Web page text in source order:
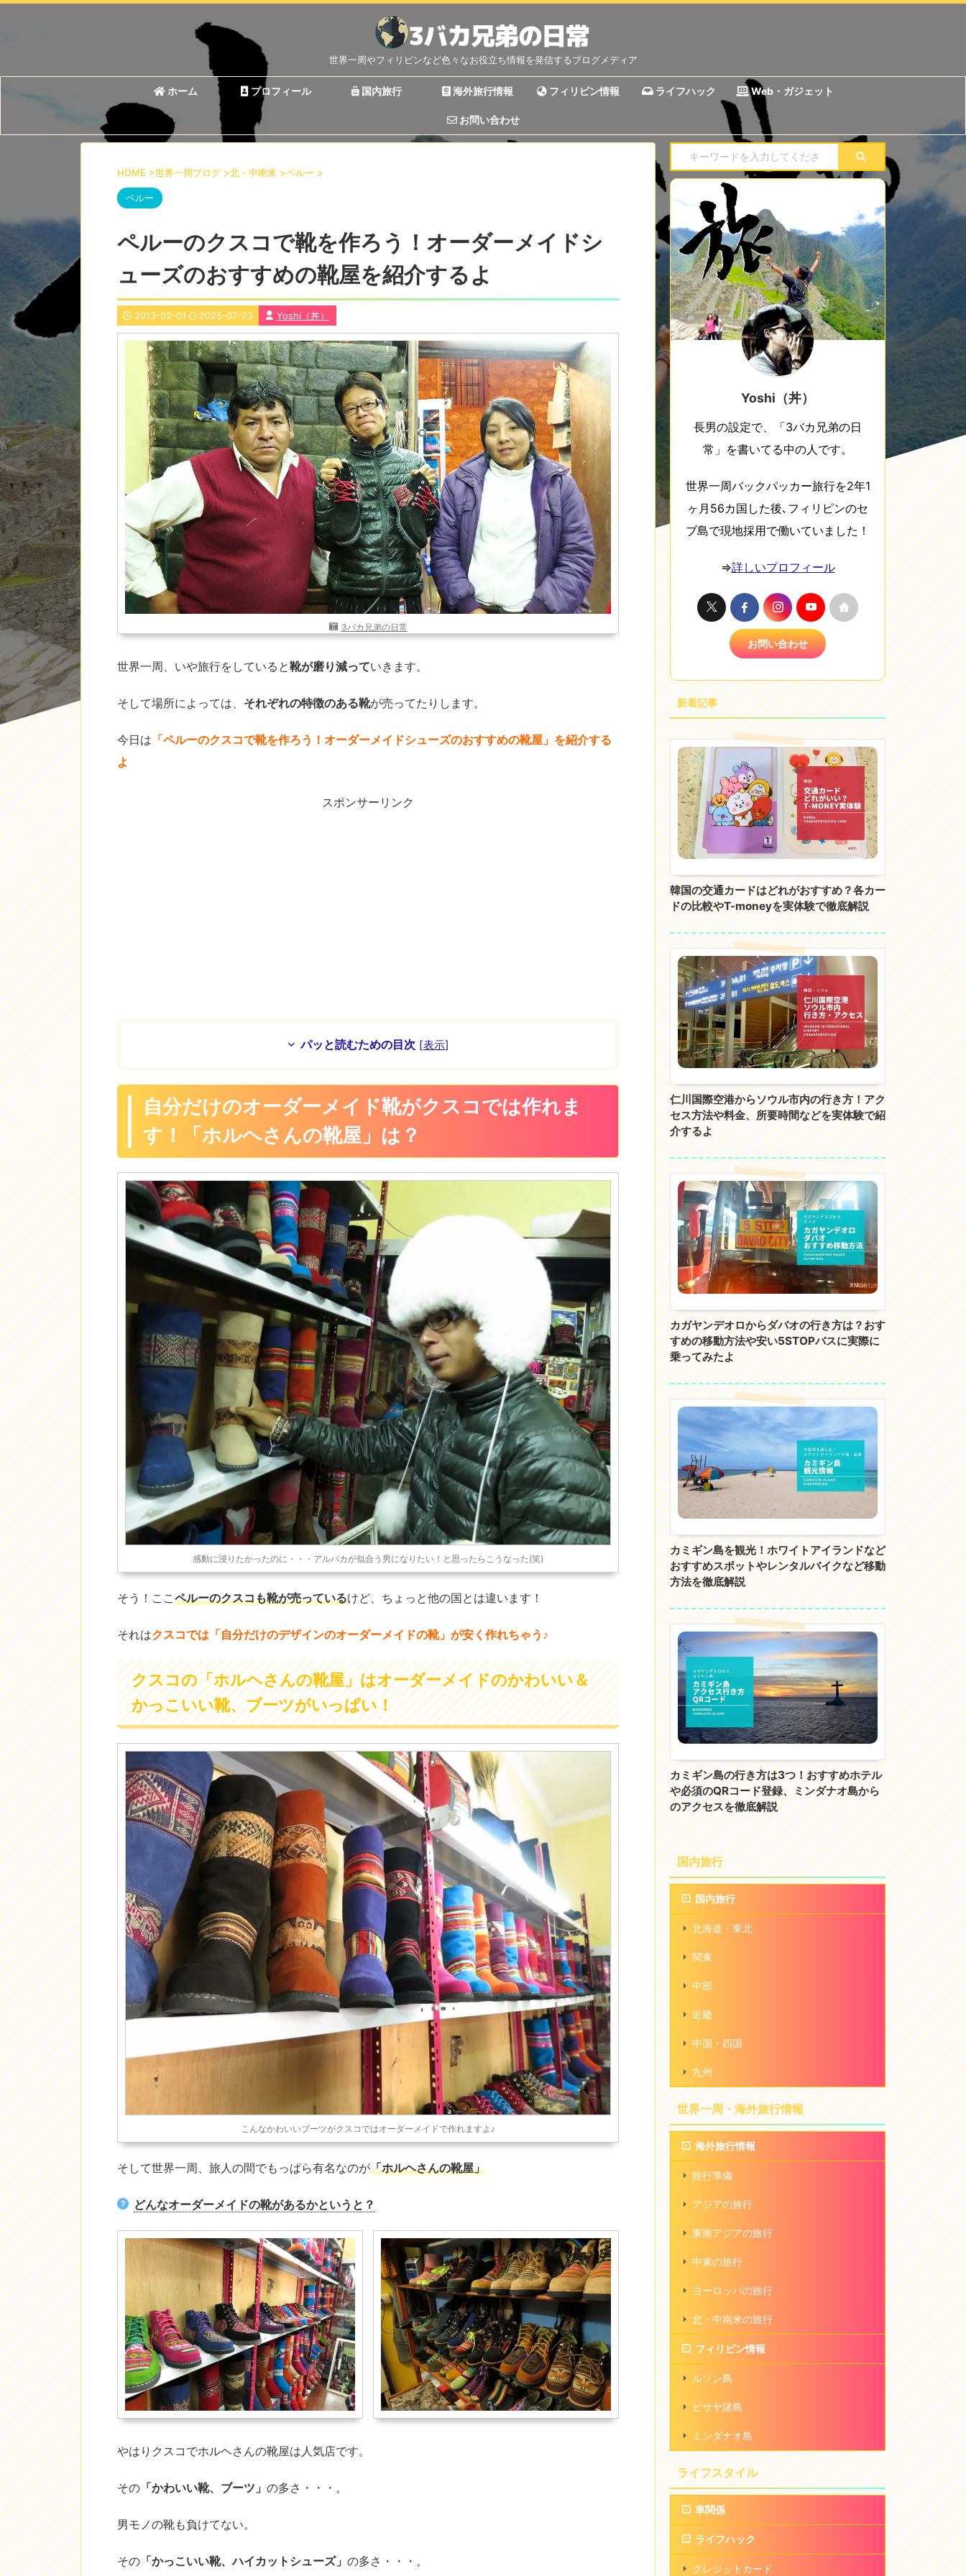
世界一周やフィリピンなど色々なお役立ち情報を発信するブログメディア
ホーム プロフィール 国内旅行 海外旅行情報 フィリピン情報 ライフハック Web・ガジェット
お問い合わせ
HOME >世界一周ブログ >北・中南米 >ペルー >
ペルー
ペルーのクスコで靴を作ろう！オーダーメイドシ
ューズのおすすめの靴屋を紹介するよ
2013-02-01 2025-07-23 Yoshi（丼）
3バカ兄弟の日常
世界一周、いや旅行をしていると靴が磨り減っていきます。
そして場所によっては、 それぞれの特徴のある靴が売ってたりします。
今日は 「ペルーのクスコで靴を作ろう！オーダーメイドシューズのおすすめの靴屋」を紹介する
よ
スポンサーリンク
パッと読むための目次 [表示]
自分だけのオーダーメイド靴がクスコでは作れま
す！「ホルヘさんの靴屋」は？
感動に浸りたかったのに・・・アルパカが似合う男になりたい！と思ったらこうなった(笑)
そう！ここ ペルーのクスコも靴が売っているけど、ちょっと他の国とは違います！
それはクスコでは「自分だけのデザインのオーダーメイドの靴」が安く作れちゃう♪
クスコの「ホルヘさんの靴屋」はオーダーメイドのかわいい＆
かっこいい靴、ブーツがいっぱい！
こんなかわいいブーツがクスコではオーダーメイドで作れますよ♪
そして世界一周、旅人の間でもっぱら有名なのが「ホルヘさんの靴屋」
どんなオーダーメイドの靴があるかというと？
やはりクスコでホルヘさんの靴屋は人気店です。
その 「かわいい靴、ブーツ」 の多さ・・・。
男モノの靴も負けてない。
その 「かっこいい靴、ハイカットシューズ」 の多さ・・・。
Yoshi（丼）
長男の設定で、「3バカ兄弟の日
常」を書いてる中の人です。
世界一周バックパッカー旅行を2年1
ヶ月56カ国した後､フィリピンのセ
ブ島で現地採用で働いていました！
⇒詳しいプロフィール
お問い合わせ
新着記事
韓国の交通カードはどれがおすすめ？各カー
ドの比較やT-moneyを実体験で徹底解説
仁川国際空港からソウル市内の行き方！アク
セス方法や料金、所要時間などを実体験で紹
介するよ
カガヤンデオロからダバオの行き方は？おす
すめの移動方法や安い5STOPバスに実際に
乗ってみたよ
カミギン島を観光！ホワイトアイランドなど
おすすめスポットやレンタルバイクなど移動
方法を徹底解説
カミギン島の行き方は3つ！おすすめホテル
や必須のQRコード登録、ミンダナオ島から
のアクセスを徹底解説
国内旅行
国内旅行
北海道・東北
関東
中部
近畿
中国・四国
九州
世界一周・海外旅行情報
海外旅行情報
旅行準備
アジアの旅行
東南アジアの旅行
中東の旅行
ヨーロッパの旅行
北・中南米の旅行
フィリピン情報
ルソン島
ビサヤ諸島
ミンダナオ島
ライフスタイル
車関係
ライフハック
クレジットカード